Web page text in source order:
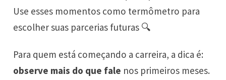
Use esses momentos como termômetro para
escolher suas parcerias futuras 🔍
Para quem está começando a carreira, a dica é:
observe mais do que fale nos primeiros meses.